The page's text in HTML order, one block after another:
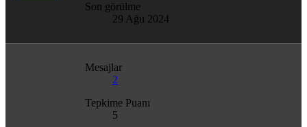
Son görülme
29 Ağu 2024
Mesajlar
2
Tepkime Puanı
5